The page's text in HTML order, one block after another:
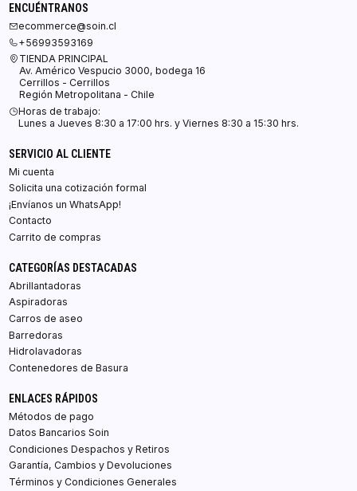
ENCUÉNTRANOS
ecommerce@soin.cl
+56993593169
TIENDA PRINCIPAL
Av. Américo Vespucio 3000, bodega 16
Cerrillos - Cerrillos
Región Metropolitana - Chile
Horas de trabajo:
Lunes a Jueves 8:30 a 17:00 hrs. y Viernes 8:30 a 15:30 hrs.
SERVICIO AL CLIENTE
Mi cuenta
Solicita una cotización formal
¡Envíanos un WhatsApp!
Contacto
Carrito de compras
CATEGORÍAS DESTACADAS
Abrillantadoras
Aspiradoras
Carros de aseo
Barredoras
Hidrolavadoras
Contenedores de Basura
ENLACES RÁPIDOS
Métodos de pago
Datos Bancarios Soin
Condiciones Despachos y Retiros
Garantía, Cambios y Devoluciones
Términos y Condiciones Generales